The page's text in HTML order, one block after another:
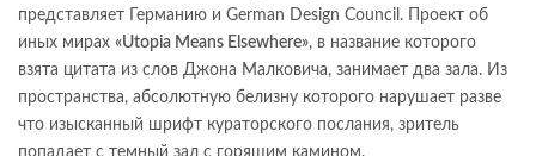
представляет Германию и German Design Council. Проект об
иных мирах «Utopia Means Elsewhere», в название которого
взята цитата из слов Джона Малковича, занимает два зала. Из
пространства, абсолютную белизну которого нарушает разве
что изысканный шрифт кураторского послания, зритель